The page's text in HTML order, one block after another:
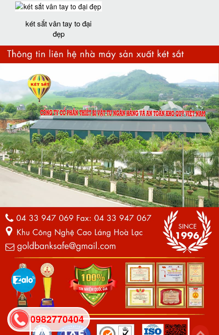
két sắt vân tay to đại
đẹp
0982770404